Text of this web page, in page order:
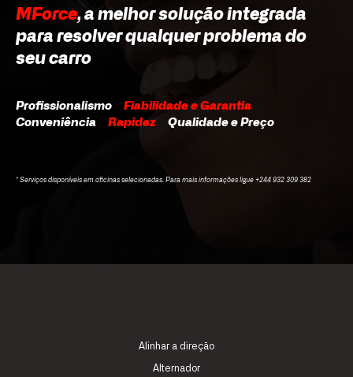
MForce, a melhor solução integrada
para resolver qualquer problema do
seu carro
Profissionalismo Fiabilidade e Garantia
Conveniência Rapidez Qualidade e Preço
* Serviços disponíveis em oficinas selecionadas. Para mais informações ligue +244 932 309 382
Alinhar a direção
Alternador